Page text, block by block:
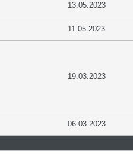
13.05.2023
11.05.2023
19.03.2023
06.03.2023